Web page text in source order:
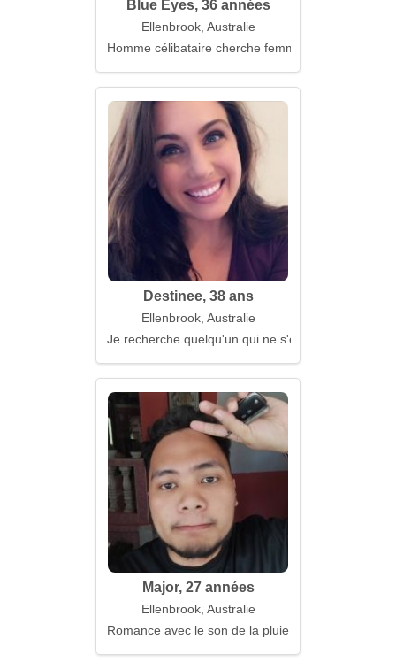
Blue Eyes, 36 années
Ellenbrook, Australie
Homme célibataire cherche femme
Destinee, 38 ans
Ellenbrook, Australie
Je recherche quelqu'un qui ne s'enfuira pas
Major, 27 années
Ellenbrook, Australie
Romance avec le son de la pluie et du vent